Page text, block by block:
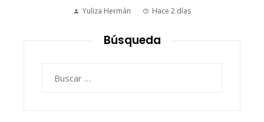
Yuliza Hermán Hace 2 días
Búsqueda